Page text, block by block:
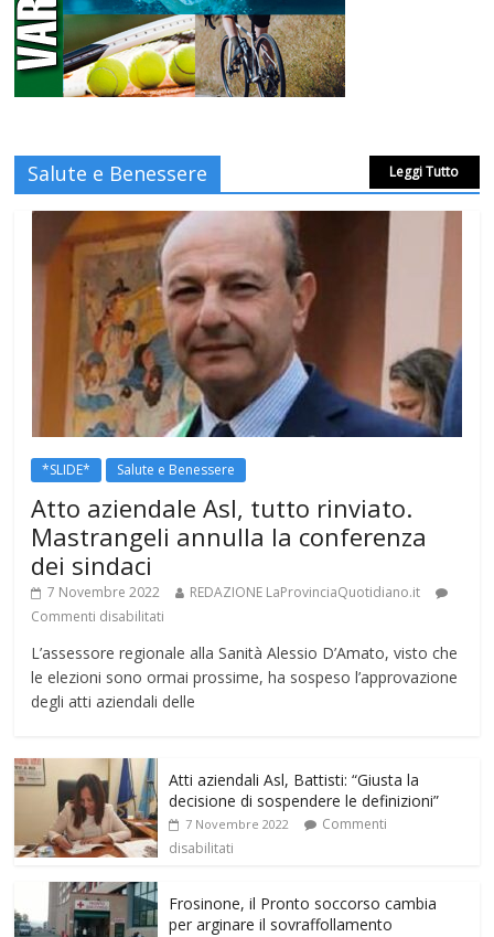
Salute e Benessere Leggi Tutto
*SLIDE* Salute e Benessere
Atto aziendale Asl, tutto rinviato.
Mastrangeli annulla la conferenza
dei sindaci
7 Novembre 2022
REDAZIONE LaProvinciaQuotidiano.it
Commenti disabilitati
L’assessore regionale alla Sanità Alessio D’Amato, visto che
le elezioni sono ormai prossime, ha sospeso l’approvazione
degli atti aziendali delle
Atti aziendali Asl, Battisti: “Giusta la
decisione di sospendere le definizioni”
7 Novembre 2022
Commenti
disabilitati
Frosinone, il Pronto soccorso cambia
per arginare il sovraffollamento